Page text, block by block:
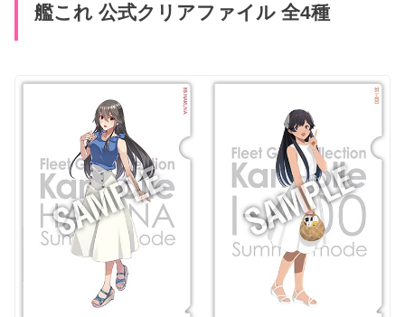
艦これ 公式クリアファイル 全4種